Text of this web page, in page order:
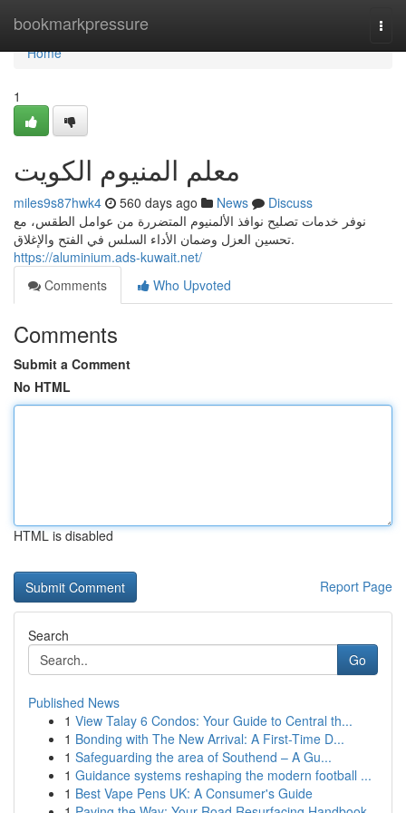
bookmarkpressure
Home
Home
1
معلم المنيوم الكويت
miles9s87hwk4 560 days ago News
Discuss
نوفر خدمات تصليح نوافذ الألمنيوم المتضررة من عوامل الطقس، مع
تحسين العزل وضمان الأداء السلس في الفتح والإغلاق.
https://aluminium.ads-kuwait.net/
Comments
Who Upvoted
Comments
Submit a Comment
No HTML
HTML is disabled
Report Page
Search
Go
Published News
1 View Talay 6 Condos: Your Guide to Central th...
1 Bonding with The New Arrival: A First-Time D...
1 Safeguarding the area of Southend – A Gu...
1 Guidance systems reshaping the modern football ...
1 Best Vape Pens UK: A Consumer's Guide